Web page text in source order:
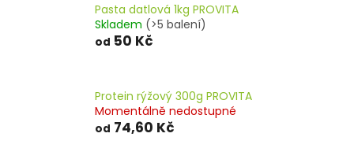
Pasta datlová 1kg PROVITA
Skladem (>5 balení)
od 50 Kč
Protein rýžový 300g PROVITA
Momentálně nedostupné
od 74,60 Kč